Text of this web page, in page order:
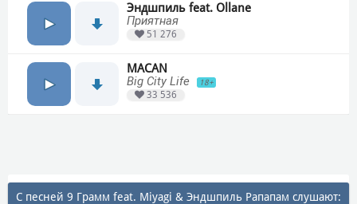
Эндшпиль feat. Ollane
Приятная
51 276
MACAN
Big City Life
18+
33 536
С песней 9 Грамм feat. Miyagi & Эндшпиль Рапапам слушают: